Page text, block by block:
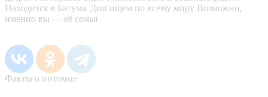
Находится в Батуми Дом ищем по всему миру Возможно,
именно вы — её семья
Факты о питомце